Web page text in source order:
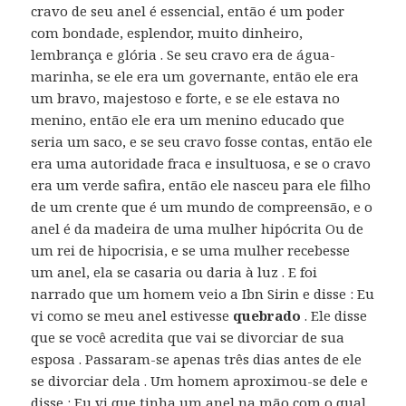
cravo de seu anel é essencial, então é um poder
com bondade, esplendor, muito dinheiro,
lembrança e glória . Se seu cravo era de água-
marinha, se ele era um governante, então ele era
um bravo, majestoso e forte, e se ele estava no
menino, então ele era um menino educado que
seria um saco, e se seu cravo fosse contas, então ele
era uma autoridade fraca e insultuosa, e se o cravo
era um verde safira, então ele nasceu para ele filho
de um crente que é um mundo de compreensão, e o
anel é da madeira de uma mulher hipócrita Ou de
um rei de hipocrisia, e se uma mulher recebesse
um anel, ela se casaria ou daria à luz . E foi
narrado que um homem veio a Ibn Sirin e disse : Eu
vi como se meu anel estivesse quebrado . Ele disse
que se você acredita que vai se divorciar de sua
esposa . Passaram-se apenas três dias antes de ele
se divorciar dela . Um homem aproximou-se dele e